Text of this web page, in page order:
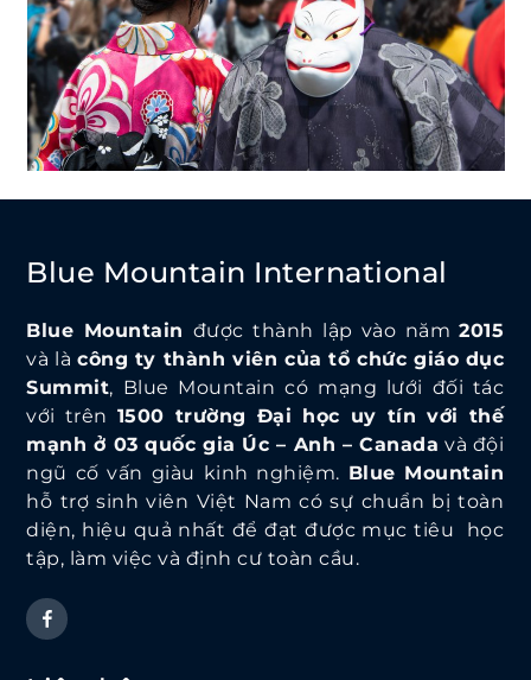
Blue Mountain International
Blue Mountain được thành lập vào năm2015
và làcông ty thành viên của tổ chức giáo dục
Summit, Blue Mountain có mạng lưới đối tác
với trên 1500 trường Đại học uy tín với thế
mạnh ở 03 quốc gia Úc – Anh – Canada và đội
ngũ cố vấn giàu kinh nghiệm. Blue Mountain
hỗ trợ sinh viên Việt Nam có sự chuẩn bị toàn
diện, hiệu quả nhất để đạt được mục tiêu học
tập, làm việc và định cư toàn cầu.